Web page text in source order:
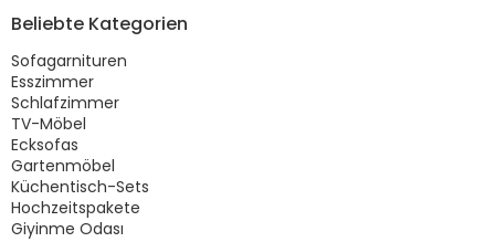
Beliebte Kategorien
Sofagarnituren
Esszimmer
Schlafzimmer
TV-Möbel
Ecksofas
Gartenmöbel
Küchentisch-Sets
Hochzeitspakete
Giyinme Odası